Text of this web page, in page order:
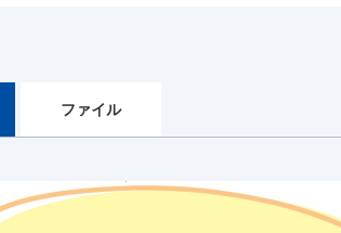
ファイル